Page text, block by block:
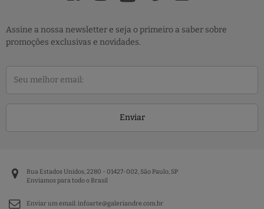
Assine a nossa newsletter e seja o primeiro a saber sobre
promoções exclusivas e novidades.
Enviar
Rua Estados Unidos, 2280 - 01427-002, São Paulo, SP
Enviamos para todo o Brasil
Enviar um email:infoarte@galeriandre.com.br